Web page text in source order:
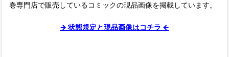
巻専門店で販売しているコミックの現品画像を掲載しています。
→ 状態規定と現品画像はコチラ ←